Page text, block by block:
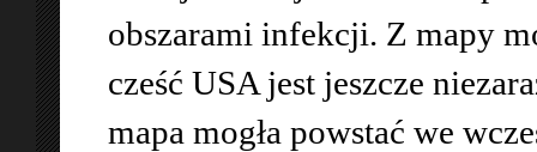
obszarami infekcji. Z mapy
cześć USA jest jeszcze
mapa mogła powstać we